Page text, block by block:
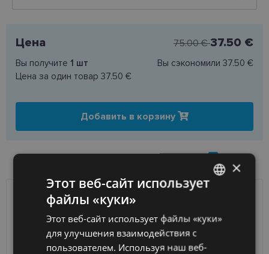
Цена 75.00 €37.50 €
Вы получите 1 шт
Цена за один товар 37.50 €
Вы сэкономили 37.50 €
Добавить в корзину
НАЛИЧИЕ ТОВАРА В МАГАЗИНАХ
ДОСТАВКА
Ориентировочная доставка
вашего заказа
Среда 12 августа
2026 г.
ENGLISH
×
Этот веб-сайт использует
файлы «куки»
Этот веб-сайт использует файлы «куки»
для улучшения взаимодействия с
пользователем. Используя наш веб-